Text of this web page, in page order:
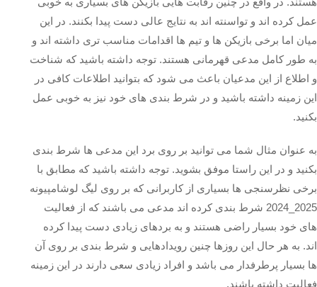
عمل کرده اند و تواسنته اند به نتایج عالی دست پیدا بکنند. در این
میان اما برخی بازیکن ها و تیم ها اقدامات مناسب تری داشته اند و
به طور کامل مدعی قهرمانی هستند. توجه داشته باشید که شناخت
و اطلاع از این مدعیان باعث می شود که بتوانید اطلاعات کافی در
این زمینه داشته باشید و در شرط بندی های خود نیز به خوبی عمل
بکنید.
به عنوان مثال شما می توانید بر روی برد این مدعی ها شرط بندی
بکنید و در این راستا موفق بشوید. توجه داشته باشید که مطابق با
برخی نظرسنجی ها بسیاری از کاربرانی که بر روی لیگ لوشامپیونه
2025_2024 شرط بندی کرده اند مدعی می باشند که از فعالیت
های خود بسیار راضی هستند و به بردهای زیادی دست پیدا کرده
اند. به هر حال این روزها چنین رویدادهایی و شرط بندی بر روی آن
ها بسیار پرطرفدار می باشد و افراد زیادی سعی دارند در این زمینه
فعالیت داشته باشند.